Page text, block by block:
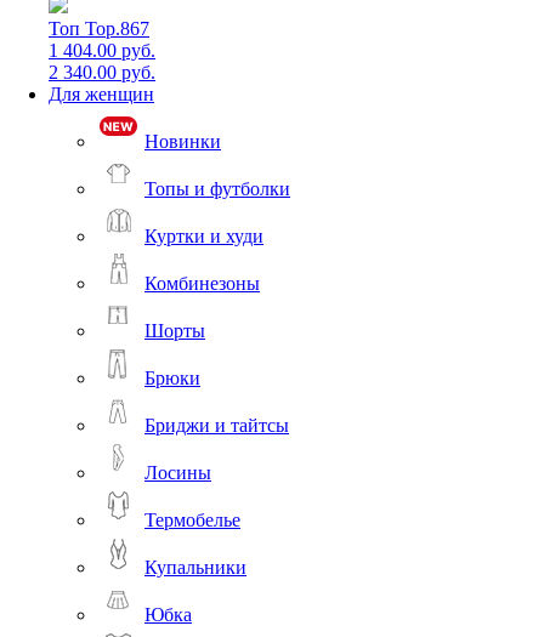
Топ Top.867
1 404.00 руб.
2 340.00 руб.
Для женщин
Новинки
Топы и футболки
Куртки и худи
Комбинезоны
Шорты
Брюки
Бриджи и тайтсы
Лосины
Термобелье
Купальники
Юбка